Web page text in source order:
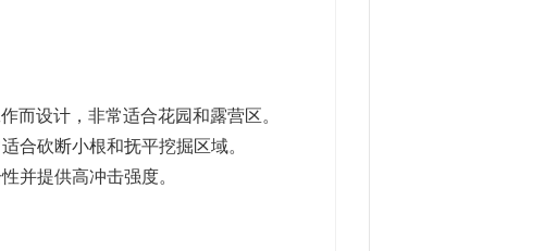
而设计，非常适合花园和露营区。
合砍断小根和抚平挖掘区域。
并提供高冲击强度。